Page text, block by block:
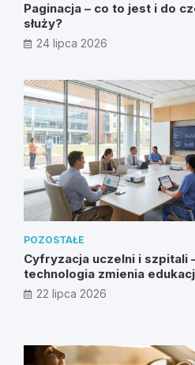
Paginacja – co to jest i do
służy?
24 lipca 2026
POZOSTAŁE
Cyfryzacja uczelni i szpitali
technologia zmienia
zdrowie?
22 lipca 2026